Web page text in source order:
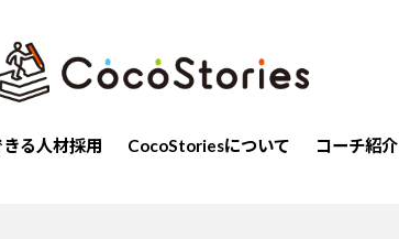
る人材採用 CocoStoriesについて コーチ紹介
内発的動機 働く
間関係 シトロエン 過去 日本人